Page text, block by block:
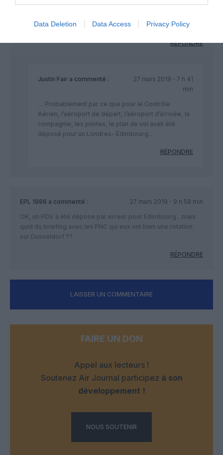
Data Deletion Data Access Privacy Policy
ni le contrôle aérien, ni l’aéroport de départ, ni celui d’arrivée,
constaté l’erreur !!!!!!!!!!!
RÉPONDRE
Justin Fair a commenté :
27 mars 2019 - 7 h 41
min
… Probablement par ce que pour le Contrôle
Aérien, l’aéroport de départ, l’aéroport d’arrivée, la
compagnie, les pilotes, le plan de vol avait été
déposé pour un Londres- Édimbourg…
RÉPONDRE
EPL 1986 a commenté :
27 mars 2019 - 9 h 58 min
OK, un PDV a été dépose par erreur pour Edimbourg…mais
quid du briefing avec les PNC qui eux ont bien une rotation
sur Dusseldorf ??
RÉPONDRE
LAISSER UN COMMENTAIRE
FAIRE UN DON
Appel aux lecteurs !
Soutenez Air Journal participez à son
développement !
NOUS SOUTENIR